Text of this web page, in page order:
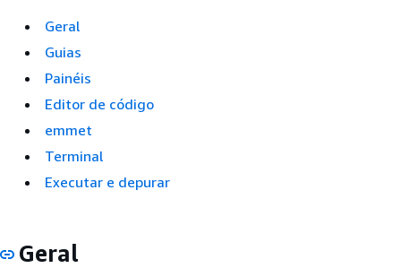
Geral
Guias
Painéis
Editor de código
emmet
Terminal
Executar e depurar
Geral